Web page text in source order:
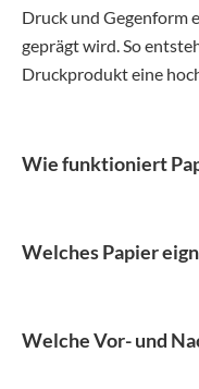
Druck und Gegenform
geprägt wird. So
Druckprodukt eine
Wie funktioniert
Welches Papier
Welche Vor- und